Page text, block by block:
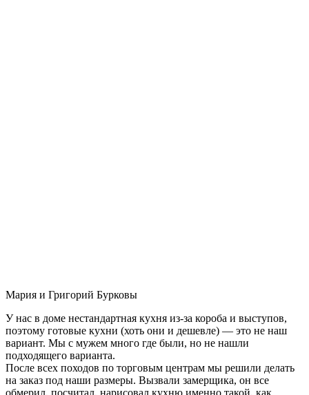
Мария и Григорий Бурковы
У нас в доме нестандартная кухня из-за короба и выступов,
поэтому готовые кухни (хоть они и дешевле) — это не наш
вариант. Мы с мужем много где были, но не нашли
подходящего варианта.
После всех походов по торговым центрам мы решили делать
на заказ под наши размеры. Вызвали замерщика, он все
обмерил, посчитал, нарисовал кухню именно такой, как